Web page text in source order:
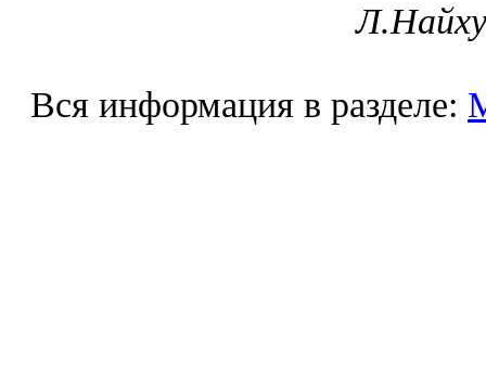
Вся информация в разделе: